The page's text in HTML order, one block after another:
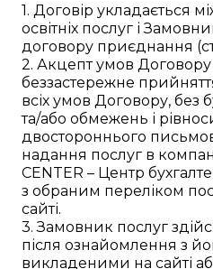
1. Договір укладається
освітніх послуг і
договору приєднання
2. Акцепт умов Договору
беззастережне
всіх умов Договору,
та/або обмежень і
двостороннього
надання послуг в
CENTER – Центр
з обраним переліком
сайті.
3. Замовник послуг
після ознайомлення з
викладеними на сайті